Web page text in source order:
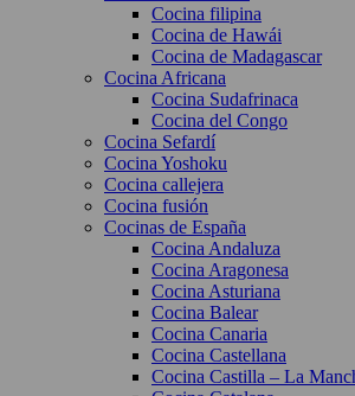
Cocina filipina
Cocina de Hawái
Cocina de Madagascar
Cocina Africana
Cocina Sudafrinaca
Cocina del Congo
Cocina Sefardí
Cocina Yoshoku
Cocina callejera
Cocina fusión
Cocinas de España
Cocina Andaluza
Cocina Aragonesa
Cocina Asturiana
Cocina Balear
Cocina Canaria
Cocina Castellana
Cocina Castilla – La